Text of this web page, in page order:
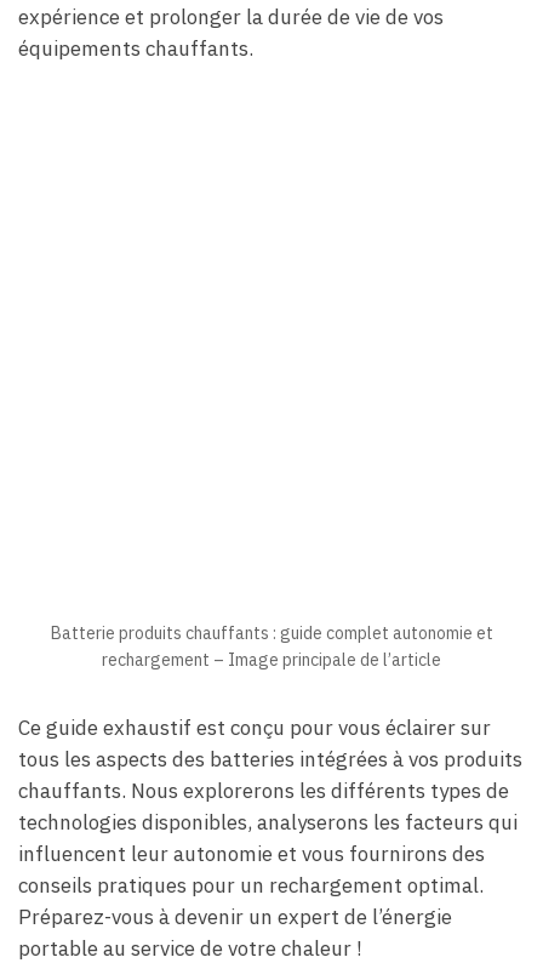
expérience et prolonger la durée de vie de vos
équipements chauffants.
Batterie produits chauffants : guide complet autonomie et
rechargement – Image principale de l’article
Ce guide exhaustif est conçu pour vous éclairer sur
tous les aspects des batteries intégrées à vos produits
chauffants. Nous explorerons les différents types de
technologies disponibles, analyserons les facteurs qui
influencent leur autonomie et vous fournirons des
conseils pratiques pour un rechargement optimal.
Préparez-vous à devenir un expert de l’énergie
portable au service de votre chaleur !